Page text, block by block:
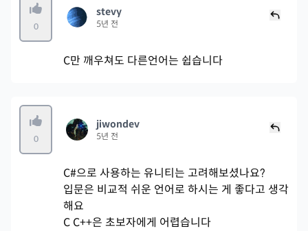
0
stevy
5년 전
C만 깨우쳐도 다른언어는 쉽습니다
0
jiwondev
5년 전
C#으로 사용하는 유니티는 고려해보셨나요?
입문은 비교적 쉬운 언어로 하시는 게 좋다고 생각
해요
C C++은 초보자에게 어렵습니다